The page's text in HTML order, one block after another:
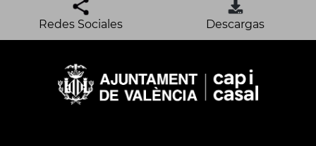
Redes Sociales Descargas